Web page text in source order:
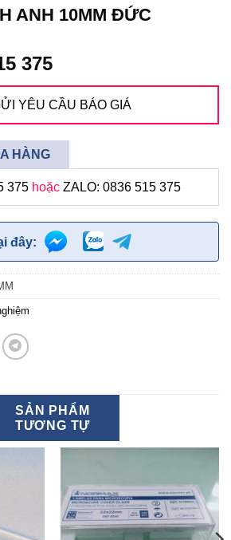
ANH 10MM ĐỨC
375
YÊU CẦU BÁO GIÁ
HÀNG
375hoặc ZALO: 0836 515 375
đây:
SẢN PHẨM
TƯƠNG TỰ